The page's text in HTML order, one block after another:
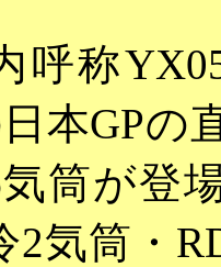
呼称
本GPの
気筒が登
2気筒・